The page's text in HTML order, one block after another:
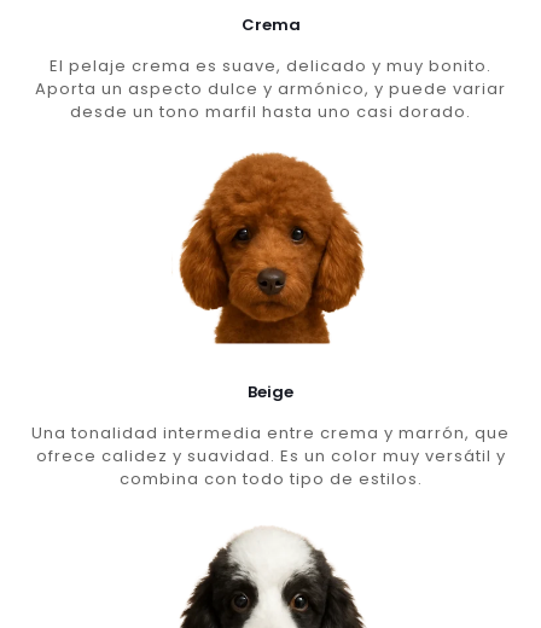
Crema
El pelaje crema es suave, delicado y muy bonito.
Aporta un aspecto dulce y armónico, y puede variar
desde un tono marfil hasta uno casi dorado.
Beige
Una tonalidad intermedia entre crema y marrón, que
ofrece calidez y suavidad. Es un color muy versátil y
combina con todo tipo de estilos.